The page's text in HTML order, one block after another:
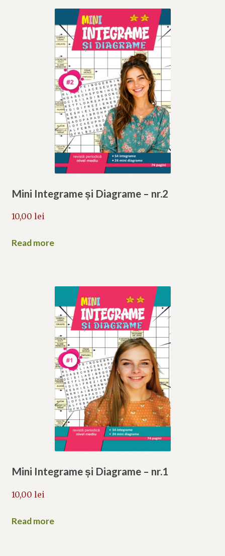
Mini Integrame și Diagrame – nr.2
10,00 lei
Read more
Mini Integrame și Diagrame – nr.1
10,00 lei
Read more